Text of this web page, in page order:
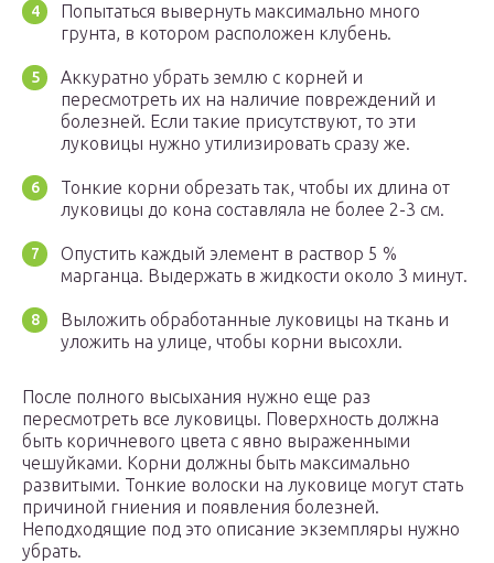
Попытаться вывернуть максимально много
грунта, в котором расположен клубень.
Аккуратно убрать землю с корней и
пересмотреть их на наличие повреждений и
болезней. Если такие присутствуют, то эти
луковицы нужно утилизировать сразу же.
Тонкие корни обрезать так, чтобы их длина от
луковицы до кона составляла не более 2-3 см.
Опустить каждый элемент в раствор 5 %
марганца. Выдержать в жидкости около 3 минут.
Выложить обработанные луковицы на ткань и
уложить на улице, чтобы корни высохли.
После полного высыхания нужно еще раз
пересмотреть все луковицы. Поверхность должна
быть коричневого цвета с явно выраженными
чешуйками. Корни должны быть максимально
развитыми. Тонкие волоски на луковице могут стать
причиной гниения и появления болезней.
Неподходящие под это описание экземпляры нужно
убрать.